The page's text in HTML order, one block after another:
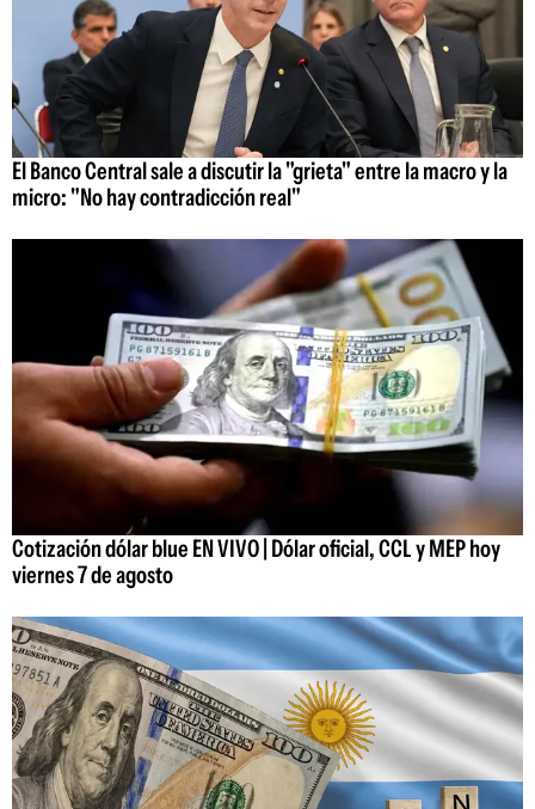
El Banco Central sale a discutir la "grieta" entre la macro y la
micro: "No hay contradicción real"
Cotización dólar blue EN VIVO | Dólar oficial, CCL y MEP hoy
viernes 7 de agosto